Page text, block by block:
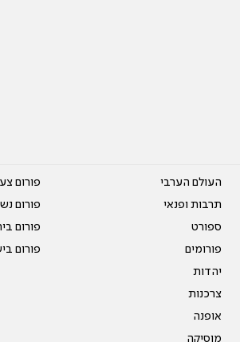
העולם הערבי
תרבות ופנאי
ספורט
פורומים
יהדות
צרכנות
אופנה
מוסיקה
פורום
פורום
פורום
פורום